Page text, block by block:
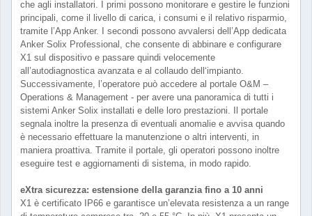
che agli installatori. I primi possono monitorare e gestire le funzioni
principali, come il livello di carica, i consumi e il relativo risparmio,
tramite l’App Anker. I secondi possono avvalersi dell’App dedicata
Anker Solix Professional, che consente di abbinare e configurare
X1 sul dispositivo e passare quindi velocemente
all’autodiagnostica avanzata e al collaudo dell‘impianto.
Successivamente, l’operatore può accedere al portale O&M –
Operations & Management - per avere una panoramica di tutti i
sistemi Anker Solix installati e delle loro prestazioni. Il portale
segnala inoltre la presenza di eventuali anomalie e avvisa quando
è necessario effettuare la manutenzione o altri interventi, in
maniera proattiva. Tramite il portale, gli operatori possono inoltre
eseguire test e aggiornamenti di sistema, in modo rapido.
eXtra sicurezza: estensione della garanzia fino a 10 anni
X1 è certificato IP66 e garantisce un’elevata resistenza a un range